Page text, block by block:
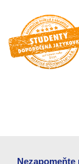
Nezapomeňte